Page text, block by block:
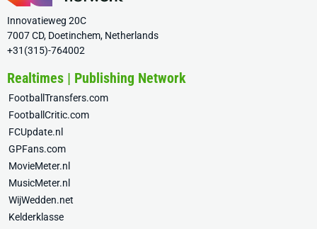
Innovatieweg 20C
7007 CD, Doetinchem, Netherlands
+31(315)-764002
Realtimes | Publishing Network
FootballTransfers.com
FootballCritic.com
FCUpdate.nl
GPFans.com
MovieMeter.nl
MusicMeter.nl
WijWedden.net
Kelderklasse